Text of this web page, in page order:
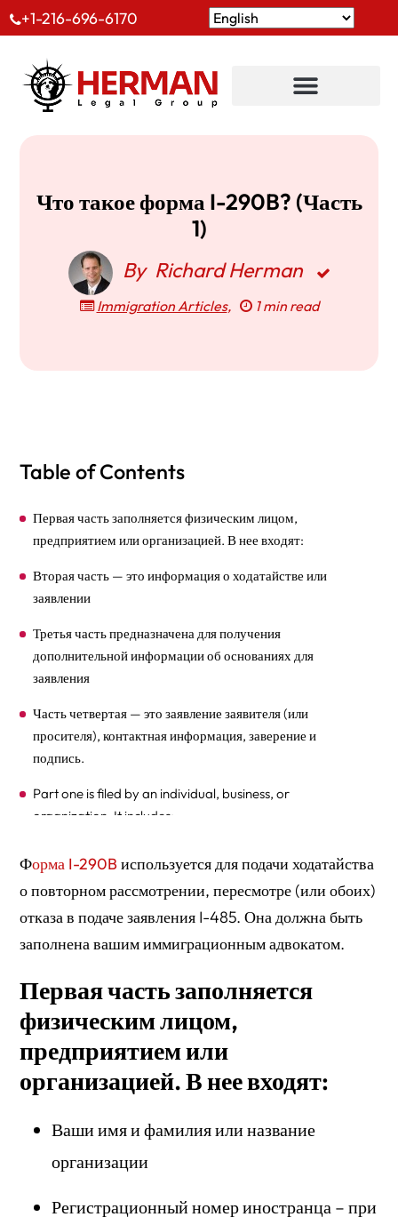
+1-216-696-6170
Что такое форма I-290B? (Часть
1)
By Richard Herman
Immigration Articles, 1 min read
Table of Contents
Первая часть заполняется физическим лицом,
предприятием или организацией. В нее входят:
Вторая часть — это информация о ходатайстве или
заявлении
Третья часть предназначена для получения
дополнительной информации об основаниях для
заявления
Часть четвертая — это заявление заявителя (или
просителя), контактная информация, заверение и
подпись.
Part one is filed by an individual, business, or
organization. It includes:
Part three is for additional information about the basis
Part four is the applicant’s (or petitioner’s) statement,
Форма I-290Bиспользуется для подачи ходатайства
о повторном рассмотрении, пересмотре (или обоих)
отказа в подаче заявления I-485. Она должна быть
заполнена вашим иммиграционным адвокатом.
Первая часть заполняется
физическим лицом,
предприятием или
организацией. В нее входят:
Ваши имя и фамилия или название
организации
Регистрационный номер иностранца – при